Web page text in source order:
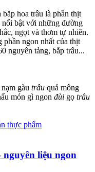
hoa trâu là phần thịt
bật với những đường
ngọt và thơm tự nhiên.
ngon nhất của thịt
nguyên tảng, bắp trâu...
nạm gàu trâu quả mông
món gì ngon đùi gọ trâu
thực phẩm
liệu ngon